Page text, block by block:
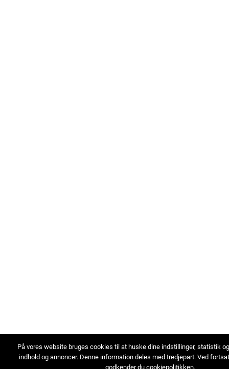
På vores website bruges cookies til at huske dine indstillinger, statistik
indhold og annoncer. Denne information deles med tredjepart. Ved
godkender du cookiepolitikken.